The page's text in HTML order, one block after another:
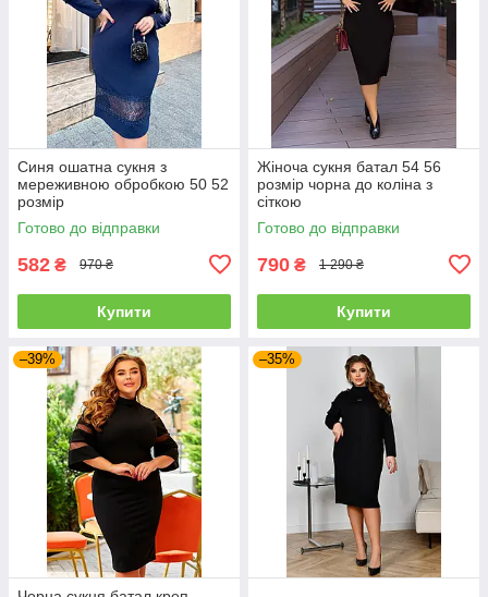
Синя ошатна сукня з
мереживною обробкою 50 52
розмір
Готово до відправки
582 ₴ 970 ₴
Купити
Жіноча сукня батал 54 56
розмір чорна до коліна з
сіткою
Готово до відправки
790 ₴ 1 290 ₴
Купити
–39% –35%